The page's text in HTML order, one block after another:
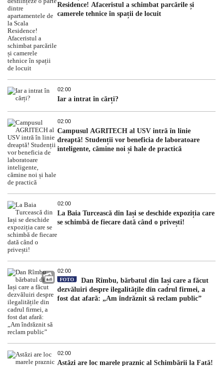
Residence! Afaceristul a schimbat parcările și
camerele tehnice în spații de locuit
02:00
Iar a intrat în cărți?
02:00
Campusul AGRITECH al USV intră în linie
dreaptă! Studenții vor beneficia de laboratoare
inteligente, cămine noi și hale de practică
02:00
La Baia Turcească din Iași se deschide expoziția care
se schimbă de fiecare dată când o privești!
02:00
FOTO
Dan Rîmbu, bărbatul din Iași care a făcut
dezvăluiri despre ilegalitățile din cadrul firmei, a
fost dat afară: „Am îndrăznit să reclam public”
02:00
Astăzi are loc marele praznic al Schimbării la Față!